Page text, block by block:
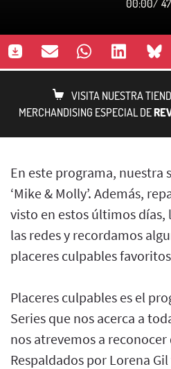
00:00/
VISITA NUESTRA
MERCHANDISING ESPECIAL DE
En este programa, nuestra
‘Mike & Molly’. Además,
visto en estos últimos días,
las redes y recordamos
placeres culpables
Placeres culpables es el
Series que nos acerca a
nos atrevemos a
Respaldados por Lorena